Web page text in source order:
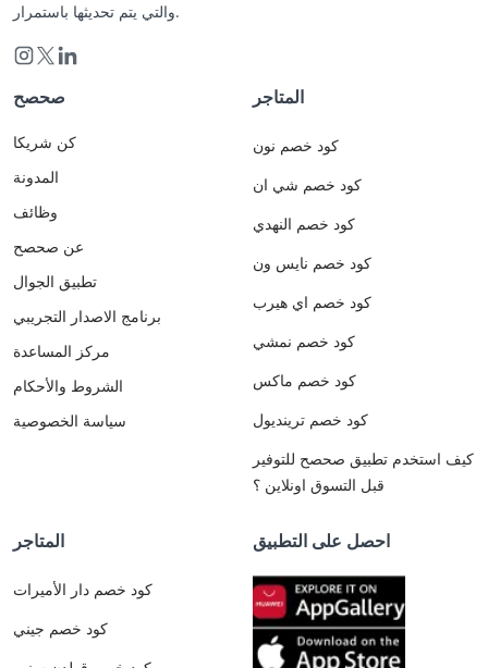
والتي يتم تحديثها باستمرار.
صحصح
كن شريكا
المدونة
وظائف
عن صحصح
تطبيق الجوال
برنامج الاصدار التجريبي
مركز المساعدة
الشروط والأحكام
سياسة الخصوصية
المتاجر
كود خصم نون
كود خصم شي ان
كود خصم النهدي
كود خصم نايس ون
كود خصم اي هيرب
كود خصم نمشي
كود خصم ماكس
كود خصم ترينديول
كيف استخدم تطبيق صحصح للتوفير
قبل التسوق اونلاين ؟
المتاجر
كود خصم دار الأميرات
كود خصم جيني
احصل على التطبيق